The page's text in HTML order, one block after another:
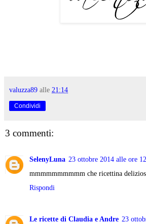
valuzza89 alle 21:14
Condividi
3 commenti:
SelenyLuna 23 ottobre 2014 alle ore
mmmmmmmmmm che ricettina
Rispondi
Le ricette di Claudia e Andre 23